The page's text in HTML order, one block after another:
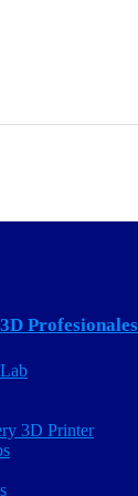
Profesionales
3D Printer